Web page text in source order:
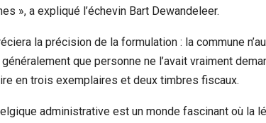
», a expliqué l’échevin Bart Dewandeleer.
la précision de la formulation : la commune
que personne ne l’avait vraiment
en trois exemplaires et deux timbres fiscaux.
administrative est un monde fascinant où la